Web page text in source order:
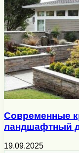
Современные
ландшафтный
19.09.2025